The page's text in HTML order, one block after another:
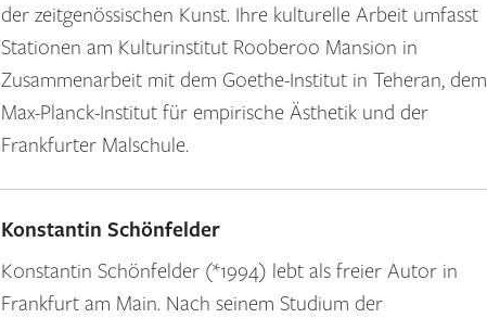
der zeitgenössischen Kunst. Ihre kulturelle Arbeit umfasst
Stationen am Kulturinstitut Rooberoo Mansion in
Zusammenarbeit mit dem Goethe-Institut in Teheran, dem
Max-Planck-Institut für empirische Ästhetik und der
Frankfurter Malschule.
Konstantin Schönfelder
Konstantin Schönfelder (*1994) lebt als freier Autor in
Frankfurt am Main. Nach seinem Studium der